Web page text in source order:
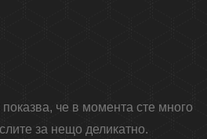
че в момента сте много
за нещо деликатно.